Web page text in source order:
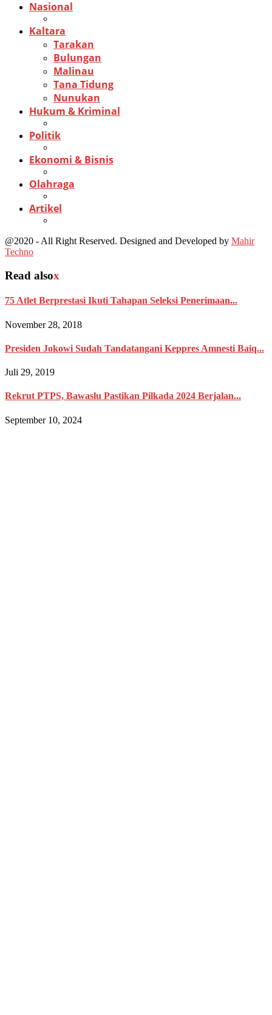
Nasional
Kaltara
Tarakan
Bulungan
Malinau
Tana Tidung
Nunukan
Hukum & Kriminal
Politik
Ekonomi & Bisnis
Olahraga
Artikel
@2020 - All Right Reserved. Designed and Developed by Mahir
Techno
Read alsox
75 Atlet Berprestasi Ikuti Tahapan Seleksi Penerimaan...
November 28, 2018
Presiden Jokowi Sudah Tandatangani Keppres Amnesti Baiq...
Juli 29, 2019
Rekrut PTPS, Bawaslu Pastikan Pilkada 2024 Berjalan...
September 10, 2024